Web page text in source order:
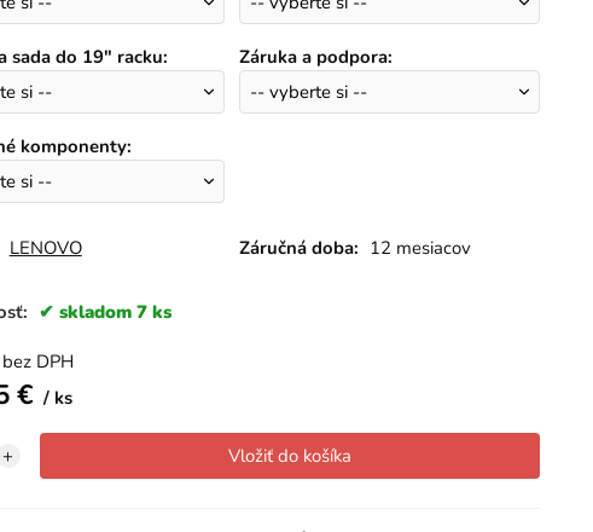
sada do 19" racku: Záruka a podpora:
komponenty:
LENOVO Záručná doba: 12 mesiacov
skladom 7 ks
bez DPH
€ ks